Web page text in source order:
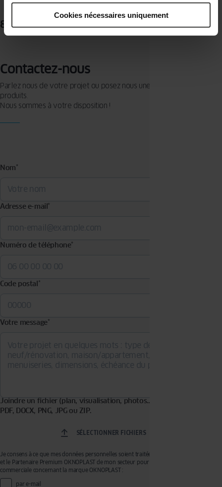
Cookies nécessaires uniquement
8 façons de mieux sécuriser les fenêtres
Contactez-nous
Parlez nous de votre projet ou posez nous une question sur nos
produits.
Nous sommes à votre disposition !
Nom*
Adresse e-mail*
Numéro de téléphone*
Code postal*
Votre message*
Joindre un fichier (plan, visualisation, photos…). Formats acceptés :
PDF, DOCX, PNG, JPG ou ZIP.
SÉLECTIONNER FICHIERS
Je consens à ce que mes données personnelles soient traitées par OKNOPLAST Sp. z o.o.
et le Partenaire Premium OKNOPLAST de mon secteur pour recevoir de la prospection
commerciale concernant la marque OKNOPLAST :
par e-mail